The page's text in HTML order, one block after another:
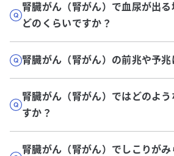
腎臓がん（腎がん）で血尿が出
どのくらいですか？
腎臓がん（腎がん）の前兆や予兆
腎臓がん（腎がん）ではどのよ
すか？
腎臓がん（腎がん）でしこりが